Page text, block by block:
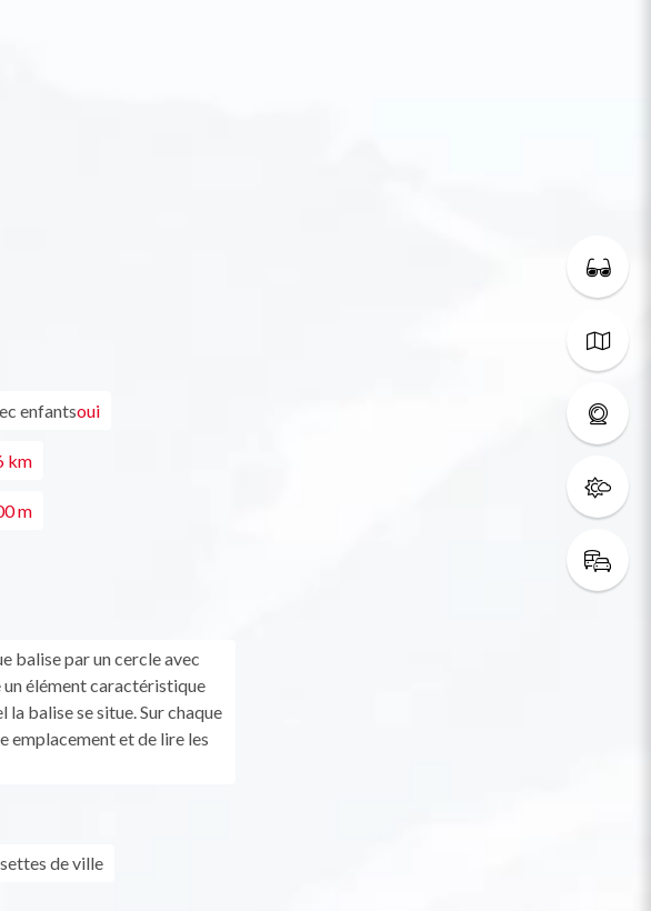
enfantsoui
km
m
balise par un cercle avec
un élément caractéristique
balise se situe. Sur chaque
emplacement et de lire les
de ville